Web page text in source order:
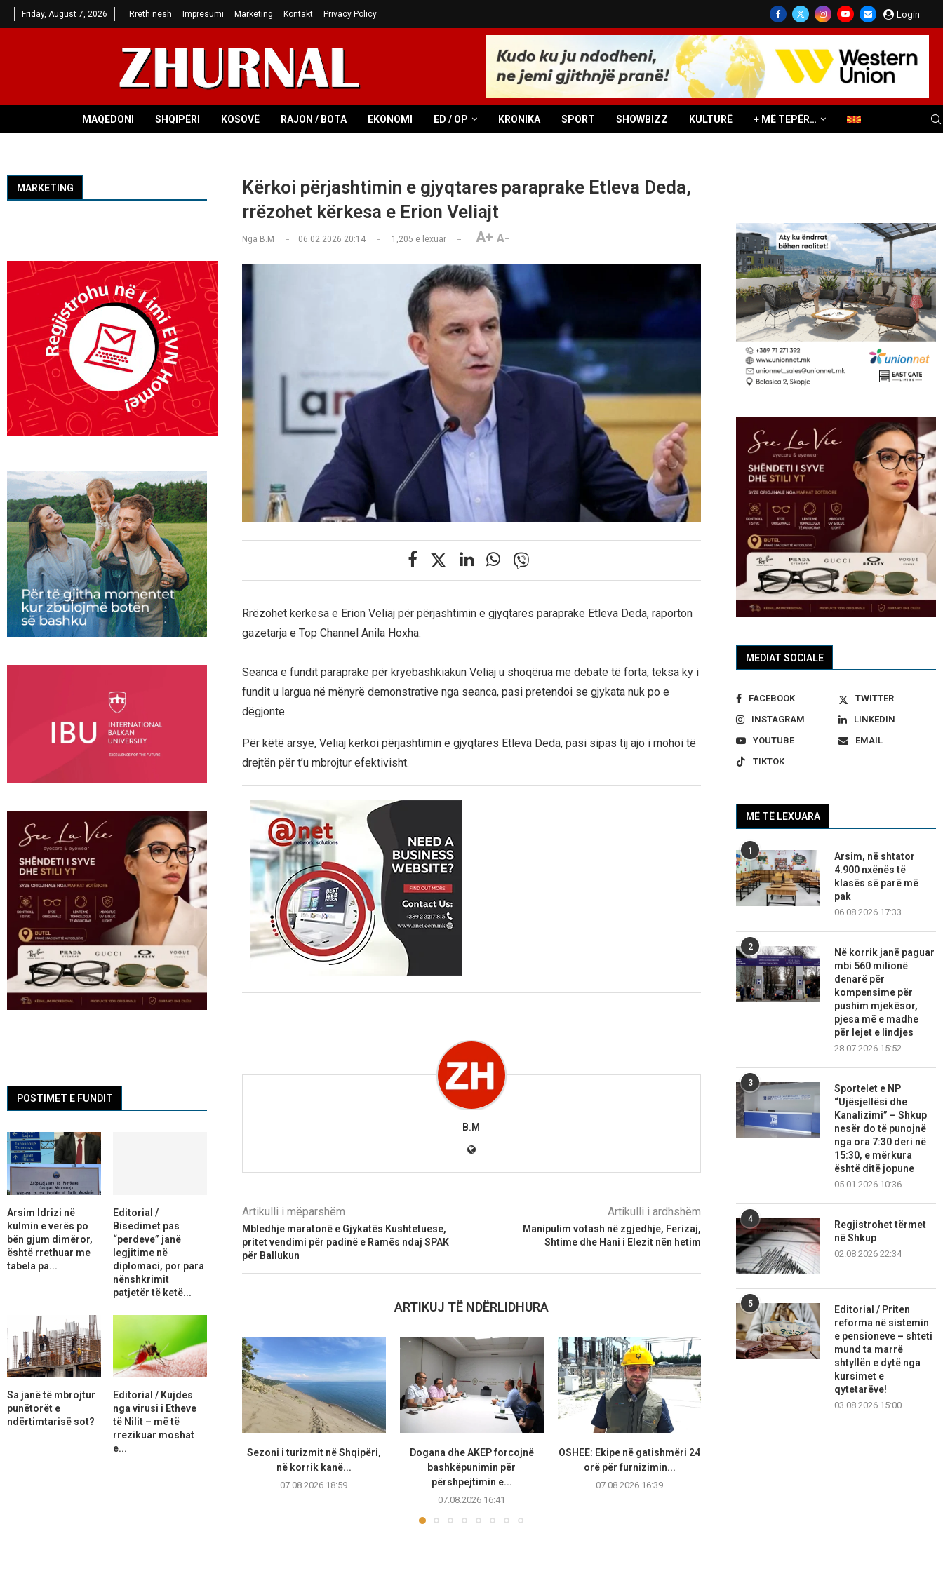
Friday, August 7, 2026 Rreth nesh Impresumi Marketing Kontakt Privacy Policy Login
MAQEDONI SHQIPËRI KOSOVË RAJON / BOTA EKONOMI ED / OP KRONIKA SPORT SHOWBIZZ KULTURË + MË TEPËR…
Kërkoi përjashtimin e gjyqtares paraprake Etleva Deda,
rrëzohet kërkesa e Erion Veliajt
Nga B.M 06.02.2026 20:14 1,205 e lexuar A+ A-
Rrëzohet kërkesa e Erion Veliaj për përjashtimin e gjyqtares paraprake Etleva Deda, raporton
gazetarja e Top Channel Anila Hoxha.
Seanca e fundit paraprake për kryebashkiakun Veliaj u shoqërua me debate të forta, teksa ky i
fundit u largua në mënyrë demonstrative nga seanca, pasi pretendoi se gjykata nuk po e
dëgjonte.
Për këtë arsye, Veliaj kërkoi përjashtimin e gjyqtares Etleva Deda, pasi sipas tij ajo i mohoi të
drejtën për t’u mbrojtur efektivisht.
B.M
Artikulli i mëparshëm
Mbledhje maratonë e Gjykatës Kushtetuese,
pritet vendimi për padinë e Ramës ndaj SPAK
për Ballukun
Artikulli i ardhshëm
​Manipulim votash në zgjedhje, Ferizaj,
Shtime dhe Hani i Elezit nën hetim
ARTIKUJ TË NDËRLIDHURA
Sezoni i turizmit në Shqipëri,
në korrik kanë...
07.08.2026 18:59
Dogana dhe AKEP forcojnë
bashkëpunimin për
përshpejtimin e...
07.08.2026 16:41
OSHEE: Ekipe në gatishmëri 24
orë për furnizimin...
07.08.2026 16:39
MEDIAT SOCIALE
FACEBOOK
TWITTER
INSTAGRAM
LINKEDIN
YOUTUBE
EMAIL
TIKTOK
MË TË LEXUARA
1
Arsim, në shtator
4.900 nxënës të
klasës së parë më
pak
06.08.2026 17:33
2
Në korrik janë paguar
mbi 560 milionë
denarë për
kompensime për
pushim mjekësor,
pjesa më e madhe
për lejet e lindjes
28.07.2026 15:52
3
Sportelet e NP
“Ujësjellësi dhe
Kanalizimi” – Shkup
nesër do të punojnë
nga ora 7:30 deri në
15:30, e mërkura
është ditë jopune
05.01.2026 10:36
4
Regjistrohet tërmet
në Shkup
02.08.2026 22:34
5
Editorial / Priten
reforma në sistemin
e pensioneve – shteti
mund ta marrë
shtyllën e dytë nga
kursimet e
qytetarëve!
03.08.2026 15:00
MARKETING
POSTIMET E FUNDIT
Arsim Idrizi në
kulmin e verës po
bën gjum dimëror,
është rrethuar me
tabela pa...
Editorial /
Bisedimet pas
“perdeve” janë
legjitime në
diplomaci, por para
nënshkrimit
patjetër të ketë...
Sa janë të mbrojtur
punëtorët e
ndërtimtarisë sot?
Editorial / Kujdes
nga virusi i Etheve
të Nilit – më të
rrezikuar moshat
e...